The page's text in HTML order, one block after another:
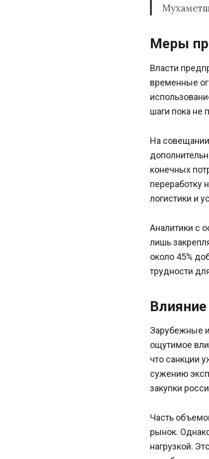
Меры
Власти
временные
шаги пока не
На
конечных
переработку
логистики и
Аналитики с
лишь
около 45%
трудности
Зарубежные
ощутимое
что санкции
сужению
закупки
Часть
рынок.
нагрузкой.